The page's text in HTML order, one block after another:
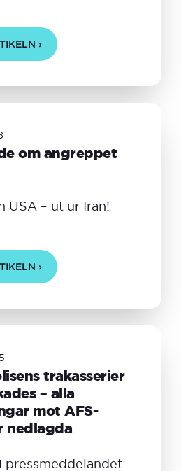
›
om angreppet
USA – ut ur Iran!
›
trakasserier
– alla
mot AFS-
nedlagda
pressmeddelandet.